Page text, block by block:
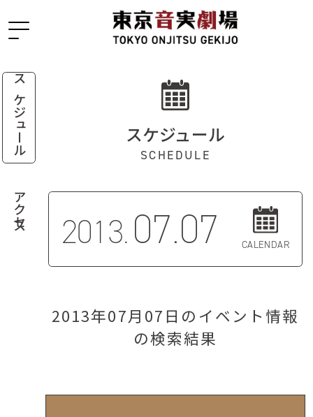
スケジュール
アクセス
スケジュール
SCHEDULE
2013.07.07 CALENDAR
2013年07月07日のイベント情報
の検索結果